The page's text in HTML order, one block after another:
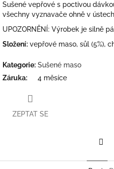
Sušené vepřové s poctivou
všechny vyznavače ohně v
UPOZORNĚNÍ: Výrobek je silně
Složení: vepřové maso, sůl (5%),
Kategorie: Sušené maso
Záruka: 4 měsíce
ZEPTAT SE